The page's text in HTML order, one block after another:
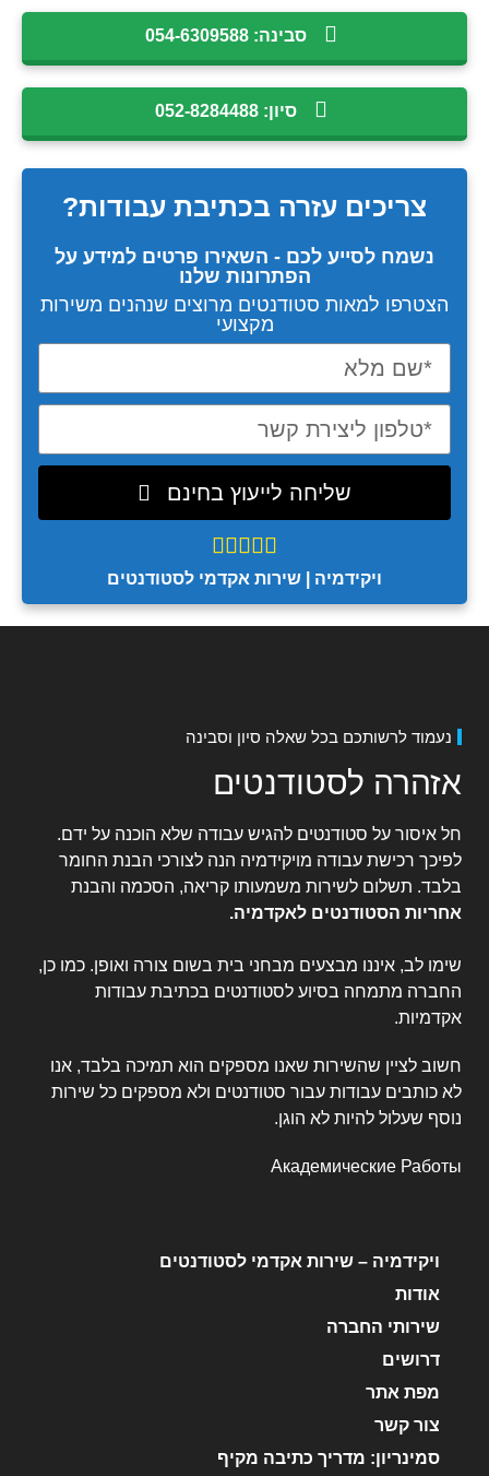
סבינה: 054-6309588
סיון: 052-8284488
צריכים עזרה בכתיבת עבודות?
נשמח לסייע לכם - השאירו פרטים למידע על
הפתרונות שלנו
הצטרפו למאות סטודנטים מרוצים שנהנים משירות
מקצועי
שליחה לייעוץ בחינם





ויקידמיה | שירות אקדמי לסטודנטים
נעמוד לרשותכם בכל שאלה סיון וסבינה
אזהרה לסטודנטים
חל איסור על סטודנטים להגיש עבודה שלא הוכנה על ידם.
לפיכך רכישת עבודה מויקידמיה הנה לצורכי הבנת החומר
בלבד. תשלום לשירות משמעותו קריאה, הסכמה והבנת
אחריות הסטודנטים לאקדמיה.
שימו לב, איננו מבצעים מבחני בית בשום צורה ואופן. כמו כן,
החברה מתמחה בסיוע לסטודנטים בכתיבת עבודות
אקדמיות.
חשוב לציין שהשירות שאנו מספקים הוא תמיכה בלבד, אנו
לא כותבים עבודות עבור סטודנטים ולא מספקים כל שירות
נוסף שעלול להיות לא הוגן.
Академические Работы
ויקידמיה – שירות אקדמי לסטודנטים
אודות
שירותי החברה
דרושים
מפת אתר
צור קשר
סמינריון: מדריך כתיבה מקיף